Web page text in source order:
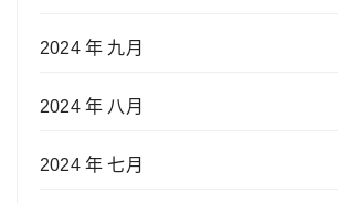
2024 年 九月
2024 年 八月
2024 年 七月